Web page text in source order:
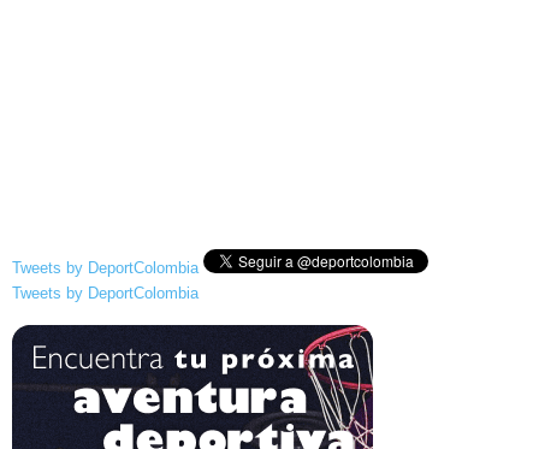
Tweets by DeportColombia
Tweets by DeportColombia